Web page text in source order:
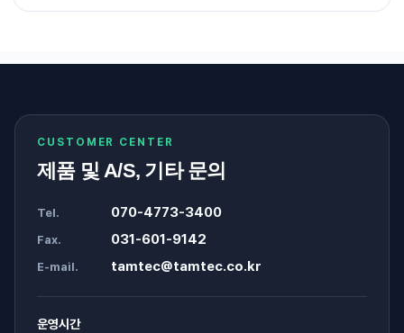
CUSTOMER CENTER
제품 및 A/S, 기타 문의
Tel. 070-4773-3400
Fax. 031-601-9142
E-mail. tamtec@tamtec.co.kr
운영시간